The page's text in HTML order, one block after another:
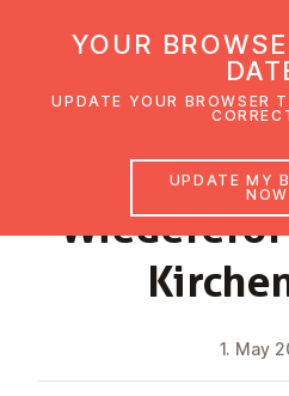
1. May
YOUR
UPDATE YOUR BROWSER
UPDATE MY
NOW